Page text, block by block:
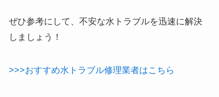
ぜひ参考にして、不安な水トラブルを迅速に解決
しましょう！
>>>おすすめ水トラブル修理業者はこちら